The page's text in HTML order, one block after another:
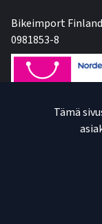
Bikeimport
0981853-8
Tämä